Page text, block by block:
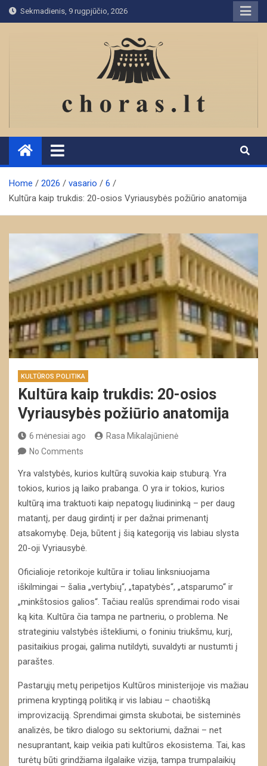
Skip
to
Sekmadienis, 9 rugpjūčio, 2026
Home 2026 vasario
6
Kultūra kaip trukdis: 20-osios Vyriausybės požiūrio anatomija
KULTŪROS POLITIKA
Kultūra kaip trukdis: 20-osios
Vyriausybės požiūrio anatomija
6 mėnesiai ago
Rasa Mikalajūnienė
No Comments
Yra valstybės, kurios kultūrą suvokia kaip stuburą. Yra
tokios, kurios ją laiko prabanga. O yra ir tokios, kurios
kultūrą ima traktuoti kaip nepatogų liudininką – per daug
matantį, per daug girdintį ir per dažnai primenantį
atsakomybę. Deja, būtent į šią kategoriją vis labiau slysta
20-oji Vyriausybė.
Oficialioje retorikoje kultūra ir toliau linksniuojama
iškilmingai – šalia „vertybių“, „tapatybės“, „atsparumo“ ir
„minkštosios galios“. Tačiau realūs sprendimai rodo visai
ką kita. Kultūra čia tampa ne partneriu, o problema. Ne
strateginiu valstybės ištekliumi, o foniniu triukšmu, kurį,
pasitaikius progai, galima nutildyti, suvaldyti ar nustumti į
paraštes.
Pastarųjų metų peripetijos Kultūros ministerijoje vis mažiau
primena kryptingą politiką ir vis labiau – chaotišką
improvizaciją. Sprendimai gimsta skubotai, be sisteminės
analizės, be tikro dialogo su sektoriumi, dažnai – net
nesuprantant, kaip veikia pati kultūros ekosistema. Tai, kas
turėtų būti grindžiama ilgalaike vizija, tampa trumpalaikių